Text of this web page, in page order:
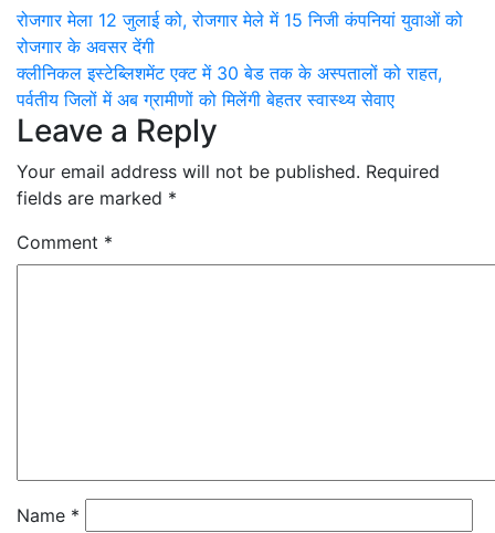
Post
navigation
रोजगार मेला 12 जुलाई को, रोजगार मेले में 15 निजी कंपनियां युवाओं को
रोजगार के अवसर देंगी
क्लीनिकल इस्टेब्लिशमेंट एक्ट में 30 बेड तक के अस्पतालों को राहत,
पर्वतीय जिलों में अब ग्रामीणों को मिलेंगी बेहतर स्वास्थ्य सेवाए
Leave a Reply
Your email address will not be published. Required
fields are marked *
Comment *
Name *